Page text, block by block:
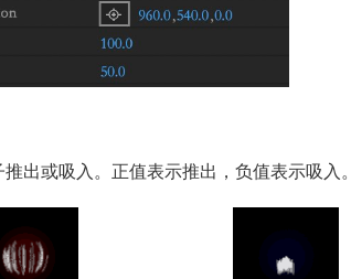
出或吸入。正值表示推出，负值表示吸入。